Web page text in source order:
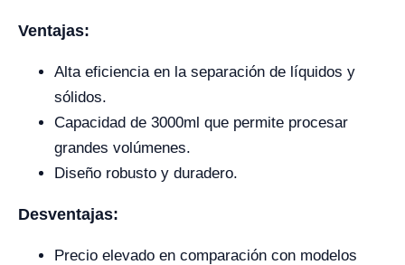
Ventajas:
Alta eficiencia en la separación de líquidos y
sólidos.
Capacidad de 3000ml que permite procesar
grandes volúmenes.
Diseño robusto y duradero.
Desventajas:
Precio elevado en comparación con modelos